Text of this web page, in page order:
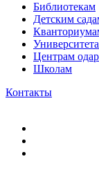
Библиотекам
Детским
Центрам
Школам
Контакты